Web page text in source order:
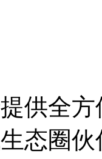
供全
态圈